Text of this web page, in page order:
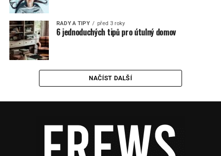
RADY A TIPY před 3 roky
6 jednoduchých tipů pro útulný domov
NAČÍST DALŠÍ